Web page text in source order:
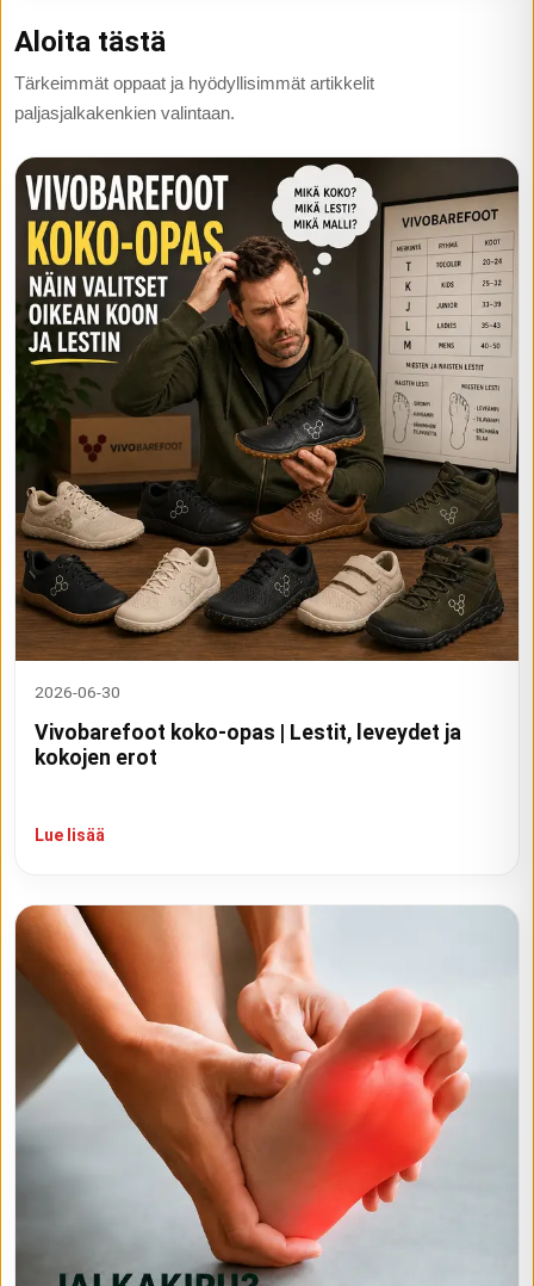
Aloita tästä
Tärkeimmät oppaat ja hyödyllisimmät artikkelit
paljasjalkakenkien valintaan.
2026-06-30
Vivobarefoot koko-opas | Lestit, leveydet ja
kokojen erot
Lue lisää